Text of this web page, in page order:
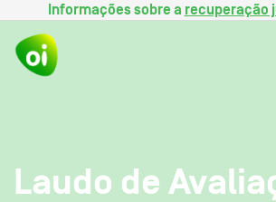
Informações sobre a recuperação
Laudo de